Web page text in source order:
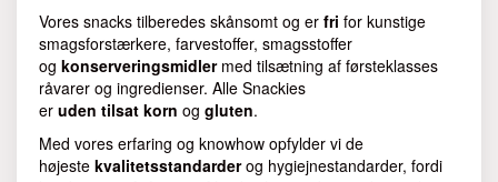
Vores snacks tilberedes skånsomt og er fri for kunstige
smagsforstærkere, farvestoffer, smagsstoffer
og konserveringsmidlermed tilsætning af førsteklasses
råvarer og ingredienser. Alle Snackies
er uden tilsat korn og gluten.
Med vores erfaring og knowhow opfylder vi de
højeste kvalitetsstandarderog hygiejnestandarder, fordi